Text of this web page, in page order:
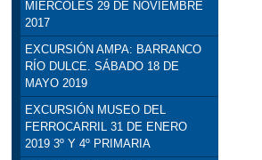
MIÉRCOLES 29 DE NOVIEMBRE
2017
EXCURSIÓN AMPA: BARRANCO
RÍO DULCE. SÁBADO 18 DE
MAYO 2019
EXCURSIÓN MUSEO DEL
FERROCARRIL 31 DE ENERO
2019 3º Y 4º PRIMARIA